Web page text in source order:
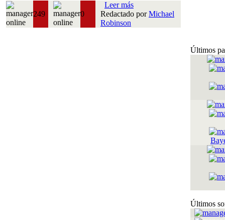
249 0
Leer más
Redactado porMichael
Robinson
Últimos
Últimos